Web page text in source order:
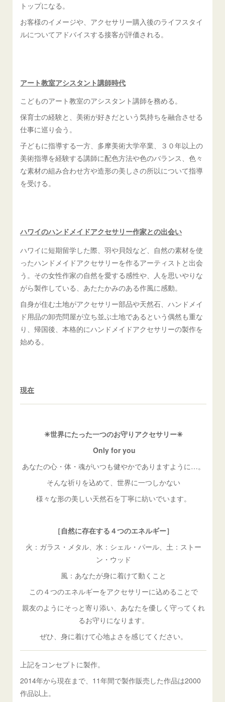
トップになる。
お客様のイメージや、アクセサリー購入後のライフスタイ
ルについてアドバイスする接客が評価される。
アート教室アシスタント講師時代
こどものアート教室のアシスタント講師を務める。
保育士の経験と、美術が好きだという気持ちを融合させる
仕事に巡り会う。
子どもに指導する一方、多摩美術大学卒業、３０年以上の
美術指導を経験する講師に配色方法や色のバランス、色々
な素材の組み合わせ方や造形の美しさの所以について指導
を受ける。
ハワイのハンドメイドアクセサリー作家との出会い
ハワイに短期留学した際、羽や貝殻など、自然の素材を使
ったハンドメイドアクセサリーを作るアーティストと出会
う。その女性作家の自然を愛する感性や、人を思いやりな
がら製作している、あたたかみのある作風に感動。
自身が住む土地がアクセサリー部品や天然石、ハンドメイ
ド用品の卸売問屋が立ち並ぶ土地であるという偶然も重な
り、帰国後、本格的にハンドメイドアクセサリーの製作を
始める。
現在
✳︎世界にたった一つのお守りアクセサリー✳︎
Only for you
あなたの心・体・魂がいつも健やかでありますように…。
そんな祈りを込めて、世界に一つしかない
様々な形の美しい天然石を丁寧に紡いでいます。
［自然に存在する４つのエネルギー］
火：ガラス・メタル、水：シェル・パール、土：ストー
ン・ウッド
風：あなたが身に着けて動くこと
この４つのエネルギーをアクセサリーに込めることで
親友のようにそっと寄り添い、あなたを優しく守ってくれ
るお守りになります。
ぜひ、身に着けて心地よさを感じてください。
上記をコンセプトに製作。
2014年から現在まで、11年間で製作販売した作品は2000
作品以上。